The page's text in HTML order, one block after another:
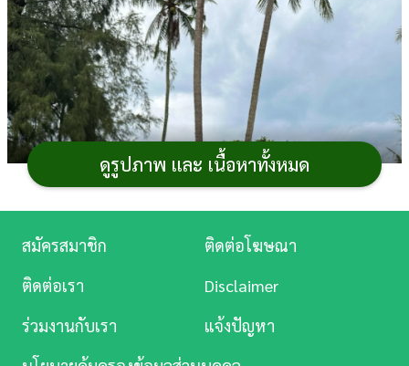
ดูรูปภาพ และ เนื้อหาทั้งหมด
เงิน
การ
ศึกษา
บันเทิง
ดู
Music
สมัครสมาชิก
ติดต่อโฆษณา
ติดต่อเรา
Disclaimer
ร่วมงานกับเรา
แจ้งปัญหา